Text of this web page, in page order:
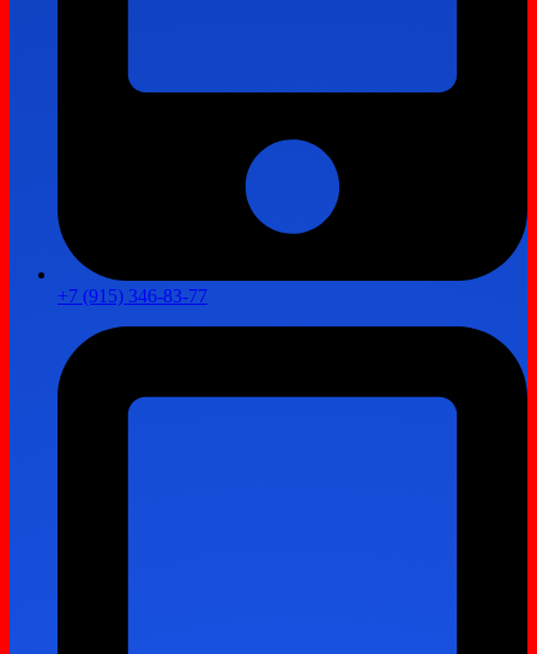
+7 (915) 346-83-77